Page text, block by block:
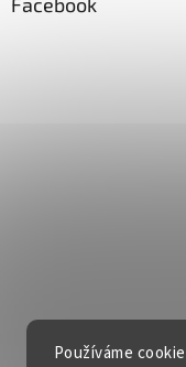
Používáme